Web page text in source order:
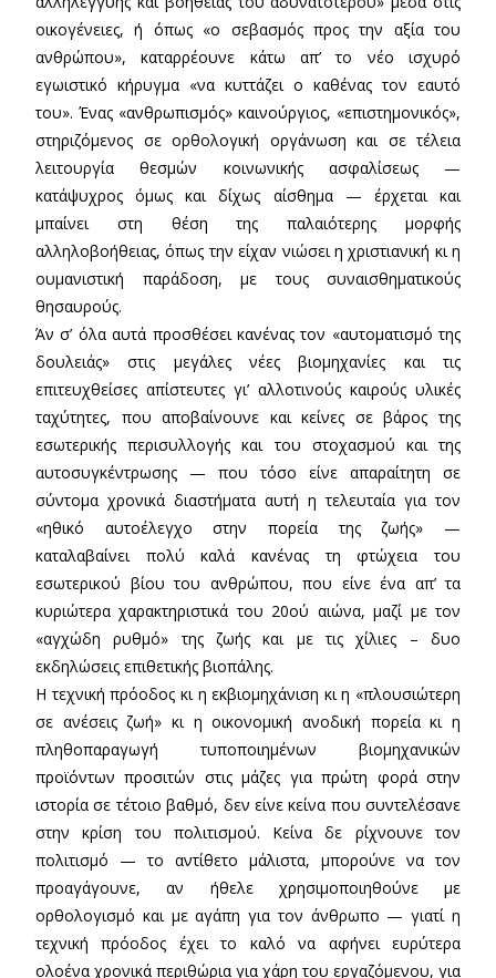
οικογένειες, ή όπως «ο σεβασμός προς την αξία του
ανθρώπου», καταρρέουνε κάτω απ’ το νέο ισχυρό
εγωιστικό κήρυγμα «να κυττάζει ο καθένας τον εαυτό
του». Ένας «ανθρωπισμός» καινούργιος, «επιστημονικός»,
στηριζόμενος σε ορθολογική οργάνωση και σε τέλεια
λειτουργία θεσμών κοινωνικής ασφαλίσεως —
κατάψυχρος όμως και δίχως αίσθημα — έρχεται και
μπαίνει στη θέση της παλαιότερης μορφής
αλληλοβοήθειας, όπως την είχαν νιώσει η χριστιανική κι η
ουμανιστική παράδοση, με τους συναισθηματικούς
θησαυρούς.
Άν σ’ όλα αυτά προσθέσει κανένας τον «αυτοματισμό της
δουλειάς» στις μεγάλες νέες βιομηχανίες και τις
επιτευχθείσες απίστευτες γι’ αλλοτινούς καιρούς υλικές
ταχύτητες, που αποβαίνουνε και κείνες σε βάρος της
εσωτερικής περισυλλογής και του στοχασμού και της
αυτοσυγκέντρωσης — που τόσο είνε απαραίτητη σε
σύντομα χρονικά διαστήματα αυτή η τελευταία για τον
«ηθικό αυτοέλεγχο στην πορεία της ζωής» —
καταλαβαίνει πολύ καλά κανένας τη φτώχεια του
εσωτερικού βίου του ανθρώπου, που είνε ένα απ’ τα
κυριώτερα χαρακτηριστικά του 20ού αιώνα, μαζί με τον
«αγχώδη ρυθμό» της ζωής και με τις χίλιες – δυο
εκδηλώσεις επιθετικής βιοπάλης.
Η τεχνική πρόοδος κι η εκβιομηχάνιση κι η «πλουσιώτερη
σε ανέσεις ζωή» κι η οικονομική ανοδική πορεία κι η
πληθοπαραγωγή τυποποιημένων βιομηχανικών
προϊόντων προσιτών στις μάζες για πρώτη φορά στην
ιστορία σε τέτοιο βαθμό, δεν είνε κείνα που συντελέσανε
στην κρίση του πολιτισμού. Κείνα δε ρίχνουνε τον
πολιτισμό — το αντίθετο μάλιστα, μπορούνε να τον
προαγάγουνε, αν ήθελε χρησιμοποιηθούνε με
ορθολογισμό και με αγάπη για τον άνθρωπο — γιατί η
τεχνική πρόοδος έχει το καλό να αφήνει ευρύτερα
ολοένα χρονικά περιθώρια για χάρη του εργαζόμενου, για